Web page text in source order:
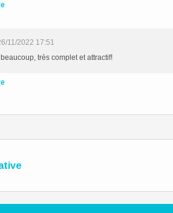
11/2022 17:51
très complet et attractif!